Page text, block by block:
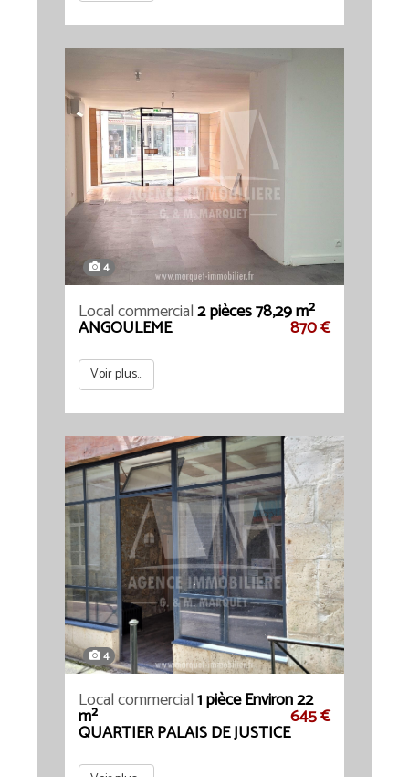
4
Local commercial2 pièces 78,29 m²
870 €
ANGOULEME
Voir plus...
4
Local commercial1 pièce Environ 22
m² 645 €
QUARTIER PALAIS DE JUSTICE